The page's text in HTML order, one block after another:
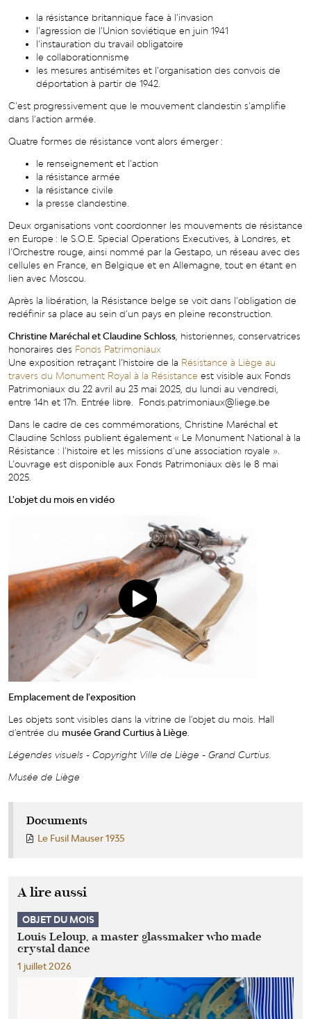
la résistance britannique face à l’invasion
l’agression de l’Union soviétique en juin 1941
l’instauration du travail obligatoire
le collaborationnisme
les mesures antisémites et l’organisation des convois de
déportation à partir de 1942.
C’est progressivement que le mouvement clandestin s’amplifie
dans l’action armée.
Quatre formes de résistance vont alors émerger :
le renseignement et l’action
la résistance armée
la résistance civile
la presse clandestine.
Deux organisations vont coordonner les mouvements de résistance
en Europe : le S.O.E. Special Operations Executives, à Londres, et
l’Orchestre rouge, ainsi nommé par la Gestapo, un réseau avec des
cellules en France, en Belgique et en Allemagne, tout en étant en
lien avec Moscou.
Après la libération, la Résistance belge se voit dans l’obligation de
redéfinir sa place au sein d’un pays en pleine reconstruction.
Christine Maréchal et Claudine Schloss , historiennes, conservatrices
honoraires des Fonds Patrimoniaux
Une exposition retraçant l’histoire de la Résistance à Liège au
travers du Monument Royal à la Résistance est visible aux Fonds
Patrimoniaux du 22 avril au 23 mai 2025, du lundi au vendredi,
entre 14h et 17h. Entrée libre. Fonds.patrimoniaux@liege.be
Dans le cadre de ces commémorations, Christine Maréchal et
Claudine Schloss publient également « Le Monument National à la
Résistance : l’histoire et les missions d’une association royale ».
L’ouvrage est disponible aux Fonds Patrimoniaux dès le 8 mai
2025.
L'objet du mois en vidéo
Emplacement de l'exposition
Les objets sont visibles dans la vitrine de l'objet du mois. Hall
d'entrée du musée Grand Curtius à Liège
Légendes visuels - Copyright Ville de Liège - Grand Curtius.
Musée de Liège
Documents
Le Fusil Mauser 1935
A lire aussi
OBJET DU MOIS
Louis Leloup, a master glassmaker who made
crystal dance
1 juillet 2026